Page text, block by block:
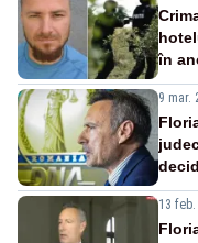
în
9 mar.
13 feb.